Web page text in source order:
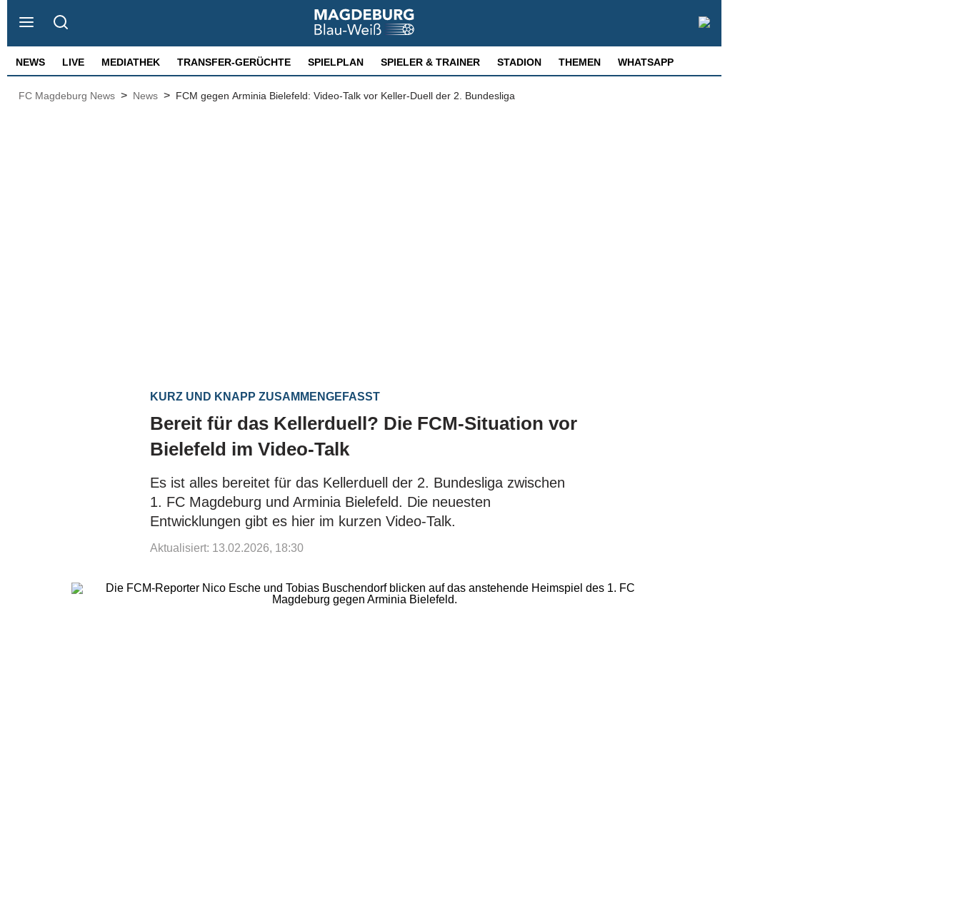
NEWS LIVE MEDIATHEK TRANSFER-GERÜCHTE SPIELPLAN SPIELER & TRAINER STADION THEMEN WHATSAPP
FC Magdeburg News > News > FCM gegen Arminia Bielefeld: Video-Talk vor Keller-Duell der 2. Bundesliga
KURZ UND KNAPP ZUSAMMENGEFASST
Bereit für das Kellerduell? Die FCM-Situation vor
Bielefeld im Video-Talk
Es ist alles bereitet für das Kellerduell der 2. Bundesliga zwischen
1. FC Magdeburg und Arminia Bielefeld. Die neuesten
Entwicklungen gibt es hier im kurzen Video-Talk.
Aktualisiert: 13.02.2026, 18:30